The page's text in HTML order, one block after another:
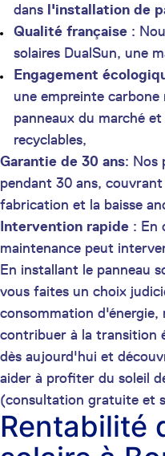
dans l'installation de
Qualité française :
solaires DualSun, une
Engagement
une empreinte
panneaux du marché
recyclables,
Garantie de 30 ans: Nos
pendant 30 ans,
fabrication et la baisse
Intervention rapide : En
maintenance peut
En installant le panneau
vous faites un choix
consommation
contribuer à la transition
dès aujourd'hui et
aider à profiter du soleil
(consultation gratuite et
Rentabilité